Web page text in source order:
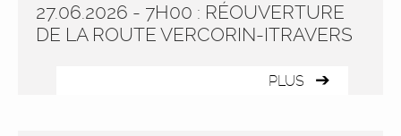
27.06.2026 - 7H00 : RÉOUVERTURE
DE LA ROUTE VERCORIN-ITRAVERS
PLUS